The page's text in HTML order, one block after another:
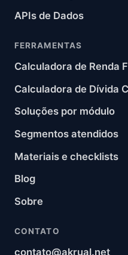
APIs de Dados
FERRAMENTAS
Calculadora de Renda
Calculadora de Dívida
Soluções por módulo
Segmentos atendidos
Materiais e checklists
Blog
Sobre
CONTATO
contato@akrual.net